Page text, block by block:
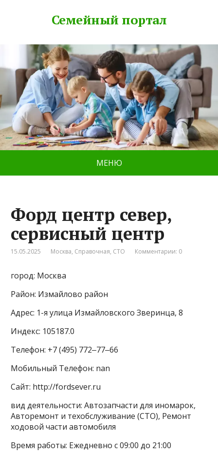
Семейный портал
МЕНЮ
Форд центр север,
сервисный центр
15.05.2025 Москва, Справочная, СТО Комментарии: 0
город: Москва
Район: Измайлово район
Адрес: 1-я улица Измайловского Зверинца, 8
Индекс: 105187.0
Телефон: +7 (495) 772‒77‒66
Мобильный Телефон: nan
Сайт: http://fordsever.ru
вид деятельности: Автозапчасти для иномарок,
Авторемонт и техобслуживание (СТО), Ремонт
ходовой части автомобиля
Время работы: Ежедневно с 09:00 до 21:00